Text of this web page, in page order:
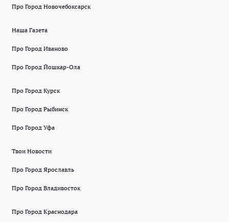
Про Город Новочебоксарск
Наша Газета
Про Город Иваново
Про Город Йошкар-Ола
Про Город Курск
Про Город Рыбинск
Про Город Уфа
Твои Новости
Про Город Ярославль
Про Город Владивосток
Про Город Краснодара